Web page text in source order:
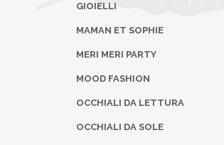
GIOIELLI
MAMAN ET SOPHIE
MERI MERI PARTY
MOOD FASHION
OCCHIALI DA LETTURA
OCCHIALI DA SOLE